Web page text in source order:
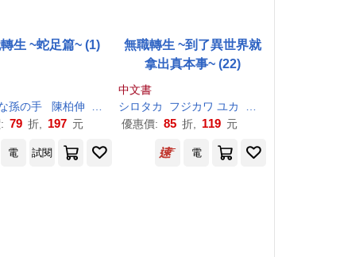
生 ~蛇足篇~ (1)
孫の手 陳柏伸
シロタカ
79 折, 197 元
無職轉生 ~到了異世界就
拿出真本事~ (22)
中文書
シロタカ
フジカワ ユカ
優惠價: 85 折, 119 元
電 試閱 電